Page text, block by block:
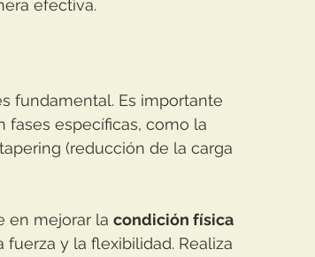
efectiva.
fundamental. Es importante
fases específicas, como la
(reducción de la carga
en mejorar la condición física
y la flexibilidad. Realiza